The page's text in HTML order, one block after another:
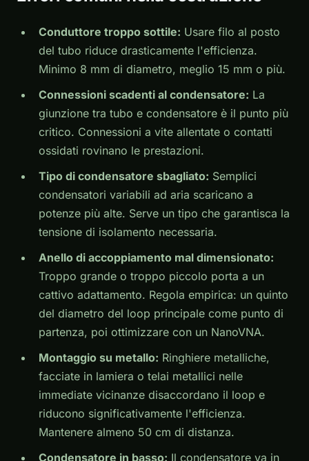
Conduttore troppo sottile: Usare filo al posto
del tubo riduce drasticamente l'efficienza.
Minimo 8 mm di diametro, meglio 15 mm o più.
Connessioni scadenti al condensatore: La
giunzione tra tubo e condensatore è il punto più
critico. Connessioni a vite allentate o contatti
ossidati rovinano le prestazioni.
Tipo di condensatore sbagliato: Semplici
condensatori variabili ad aria scaricano a
potenze più alte. Serve un tipo che garantisca la
tensione di isolamento necessaria.
Anello di accoppiamento mal dimensionato:
Troppo grande o troppo piccolo porta a un
cattivo adattamento. Regola empirica: un quinto
del diametro del loop principale come punto di
partenza, poi ottimizzare con un NanoVNA.
Montaggio su metallo: Ringhiere metalliche,
facciate in lamiera o telai metallici nelle
immediate vicinanze disaccordano il loop e
riducono significativamente l'efficienza.
Mantenere almeno 50 cm di distanza.
Condensatore in basso: Il condensatore va in